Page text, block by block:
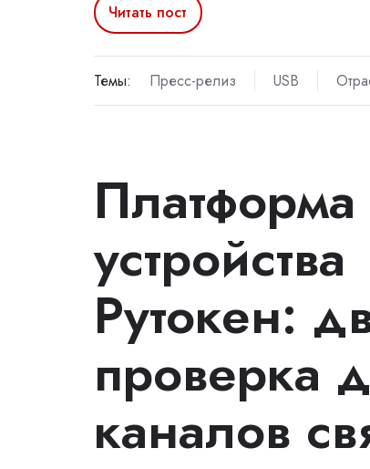
Читать пост
Темы: Пресс-релиз USB
устройства
Рутокен:
проверка
каналов